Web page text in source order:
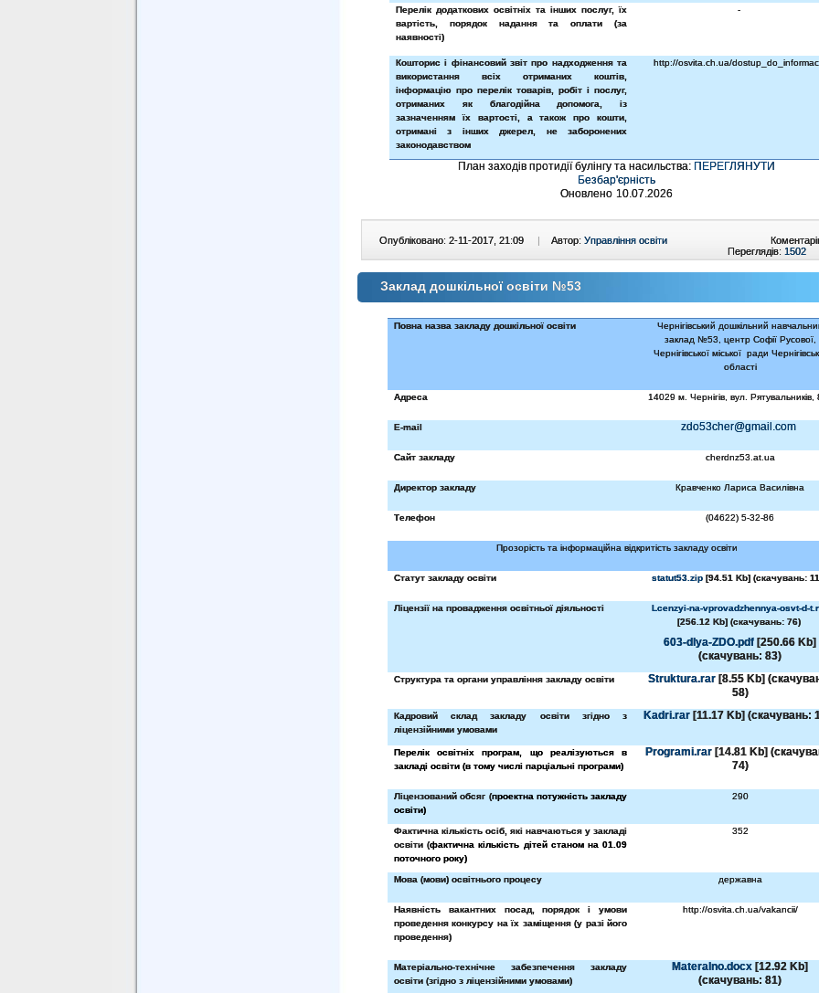
Перелік додаткових освітніх та інших послуг, їх
вартість, порядок надання та оплати (за
наявності)
-
Кошторис і фінансовий звіт про надходження та
використання всіх отриманих коштів,
інформацію про перелік товарів, робіт і послуг,
отриманих як благодійна допомога, із
зазначенням їх вартості, а також про кошти,
отримані з інших джерел, не заборонених
законодавством
http://osvita.ch.ua/
План заходів протидії булінгу та насильства: ПЕРЕГЛЯНУТИ
Безбар'єрність
Оновлено 10.07.2026
Опубліковано: 2-11-2017, 21:09 | Автор: Управління освіти
Переглядів: 1502
Заклад дошкільної освіти №53
Повна назва закладу дошкільної освіти
Чернігівський дошкільний
заклад №53, центр Софії Русової,
Чернігівської міської ради
області
Адреса 14029 м. Чернігів, вул. Рятувальників,
E-mail zdo53cher@gmail.com
Сайт закладу cherdnz53.at.ua
Директор закладу Кравченко Лариса Василівна
Телефон (04622) 5-32-86
Прозорість та інформаційна відкритість закладу освіти
Статут закладу освіти statut53.zip [94.51 Kb] (cкачувань:
Ліцензії на провадження освітньої діяльності
Lcenzyi-na-vprovadzhennya-osvt-d-
[256.12 Kb] (cкачувань: 76)
603-dlya-ZDO.pdf [250.66 Kb]
(cкачувань: 83)
Структура та органи управління закладу освіти Struktura.rar [8.55 Kb]
58)
Кадровий склад закладу освіти згідно з
ліцензійними умовами
Kadri.rar[11.17 Kb] (cкачувань:
Перелік освітніх програм, що реалізуються в
закладі освіти (в тому числі парціальні програми)
Programi.rar [14.81 Kb]
74)
Ліцензований обсяг (проектна потужність закладу
освіти)
290
Фактична кількість осіб, які навчаються у закладі
освіти (фактична кількість дітей станом на 01.09
поточного року)
352
Мова (мови) освітнього процесу державна
Наявність вакантних посад, порядок і умови
проведення конкурсу на їх заміщення (у разі його
проведення)
http://osvita.ch.ua/vakancii/
Матеріально-технічне забезпечення закладу
освіти (згідно з ліцензійними умовами)
Materalno.docx [12.92 Kb]
(cкачувань: 81)